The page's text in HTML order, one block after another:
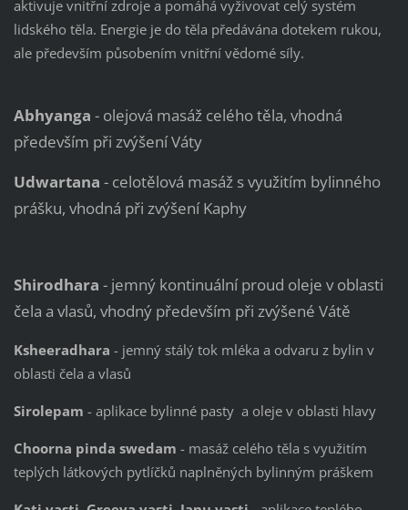
aktivuje vnitřní zdroje a pomáhá vyživovat celý systém
lidského těla. Energie je do těla předávána dotekem rukou,
ale především působením vnitřní vědomé síly.
Abhyanga - olejová masáž celého těla, vhodná
především při zvýšení Váty
Udwartana - celotělová masáž s využitím bylinného
prášku, vhodná při zvýšení Kaphy
Shirodhara - jemný kontinuální proud oleje v oblasti
čela a vlasů, vhodný především při zvýšené Vátě
Ksheeradhara - jemný stálý tok mléka a odvaru z bylin v
oblasti čela a vlasů
Sirolepam - aplikace bylinné pasty a oleje v oblasti hlavy
Choorna pinda swedam - masáž celého těla s využitím
teplých látkových pytlíčků naplněných bylinným práškem